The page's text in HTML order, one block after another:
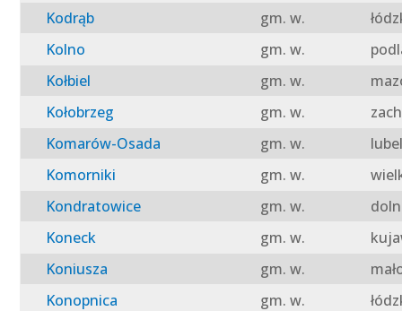
Kodrąb
gm. w.
Kolno
gm. w.
Kołbiel
gm. w.
Kołobrzeg
gm. w.
Komarów-Osada
gm. w.
Komorniki
gm. w.
Kondratowice
gm. w.
Koneck
gm. w.
Koniusza
gm. w.
Konopnica
gm. w.